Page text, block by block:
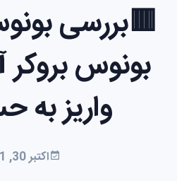
🟥بررسی
بونوس بروکر
واریز به
اکتبر 30, 2021